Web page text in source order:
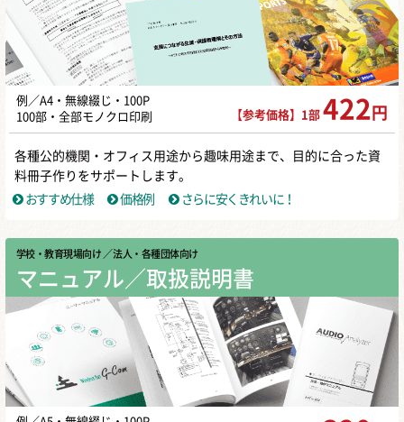
例／A4・無線綴じ・100P
100部・全部モノクロ印刷
【参考価格】1部 422 円
各種公的機関・オフィス用途から趣味用途まで、目的に合った資
料冊子作りをサポートします。
おすすめ仕様
価格例 さらに安くきれいに！
学校・教育現場向け ／ 法人・各種団体向け
マニュアル／取扱説明書